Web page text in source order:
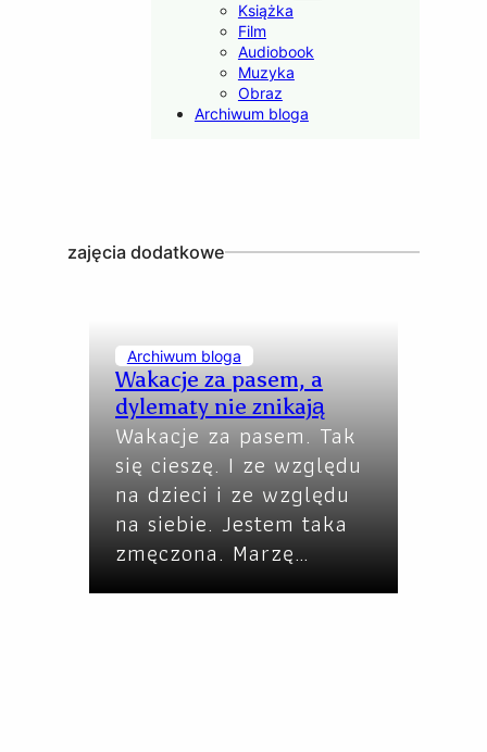
Książka
Film
Audiobook
Muzyka
Obraz
Archiwum bloga
zajęcia dodatkowe
Archiwum bloga
Wakacje za pasem, a
dylematy nie znikają
Wakacje za pasem. Tak
się cieszę. I ze względu
na dzieci i ze względu
na siebie. Jestem taka
zmęczona. Marzę…